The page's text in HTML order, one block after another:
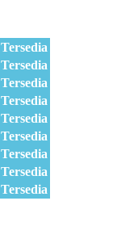
Tersedia
Tersedia
Tersedia
Tersedia
Tersedia
Tersedia
Tersedia
Tersedia
Tersedia